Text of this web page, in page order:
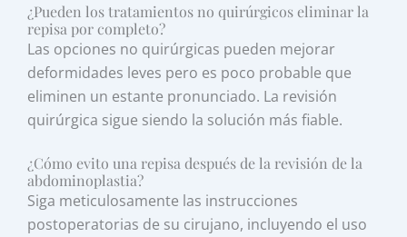
¿Pueden los tratamientos no quirúrgicos eliminar la
repisa por completo?
Las opciones no quirúrgicas pueden mejorar
deformidades leves pero es poco probable que
eliminen un estante pronunciado. La revisión
quirúrgica sigue siendo la solución más fiable.
¿Cómo evito una repisa después de la revisión de la
abdominoplastia?
Siga meticulosamente las instrucciones
postoperatorias de su cirujano, incluyendo el uso